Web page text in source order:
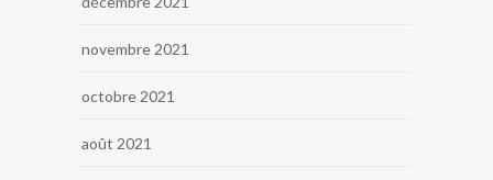
novembre 2021
octobre 2021
août 2021